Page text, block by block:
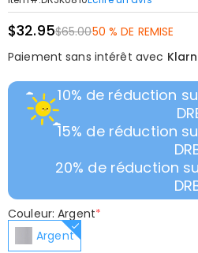
$32.95$65.0050 % DE REMISE
Paiement sans intérêt avec
10% de réduction
15% de réduction
20% de réduction
Couleur: Argent*
Argent